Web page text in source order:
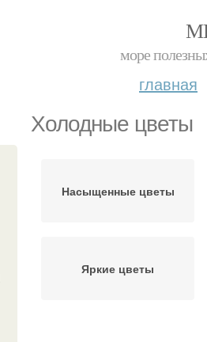
море
главная
Холодные цветы
Насыщенные цветы
Яркие цветы